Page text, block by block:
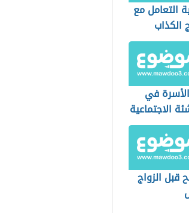
التعامل مع
الكذاب
في
الاجتماعية
قبل الزواج